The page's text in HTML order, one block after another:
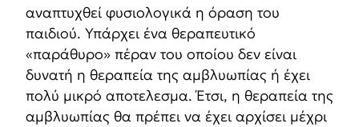
αναπτυχθεί φυσιολογικά η όραση του
παιδιού. Υπάρχει ένα θεραπευτικό
«παράθυρο» πέραν του οποίου δεν είναι
δυνατή η θεραπεία της αμβλυωπίας ή έχει
πολύ μικρό αποτελεσμα. Έτσι, η θεραπεία της
αμβλυωπίας θα πρέπει να έχει αρχίσει μέχρι